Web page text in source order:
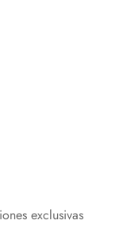
exclusivas